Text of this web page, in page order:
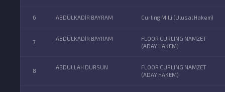
6 ABDÜLKADİR BAYRAM Curling Milli (Ulusal Hakem)
7
ABDÜLKADİR BAYRAM
FLOOR CURLING NAMZET
(ADAY HAKEM)
8
ABDULLAH DURSUN
FLOOR CURLING NAMZET
(ADAY HAKEM)